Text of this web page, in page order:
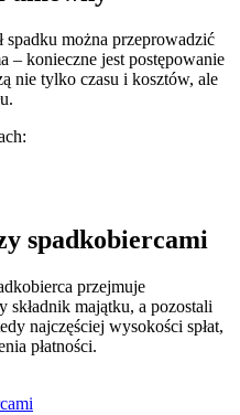
spadku można przeprowadzić
– konieczne jest postępowanie
nie tylko czasu i kosztów, ale
spadkobiercami
przejmuje
majątku, a pozostali
najczęściej wysokości spłat,
płatności.